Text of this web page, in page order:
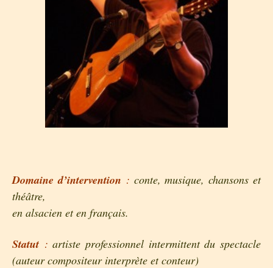
Domaine d’intervention : conte, musique, chansons et
théâtre,
en alsacien et en français.
Statut :artiste professionnel intermittent du spectacle
(auteur compositeur interprète et conteur)